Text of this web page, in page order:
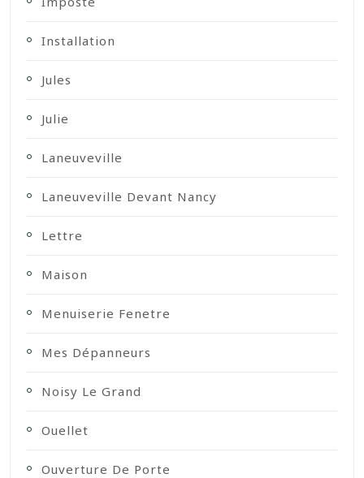
Installation
Jules
Julie
Laneuveville
Laneuveville Devant Nancy
Lettre
Maison
Menuiserie Fenetre
Mes Dépanneurs
Noisy Le Grand
Ouellet
Ouverture De Porte